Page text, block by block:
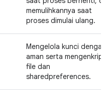
memulihkannya saat
proses dimulai ulang.
Mengelola kunci dengan
aman serta mengenkripsi
file dan
sharedpreferences.